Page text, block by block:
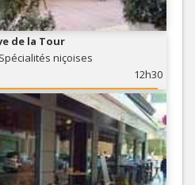
de la Tour
niçoises
12h30